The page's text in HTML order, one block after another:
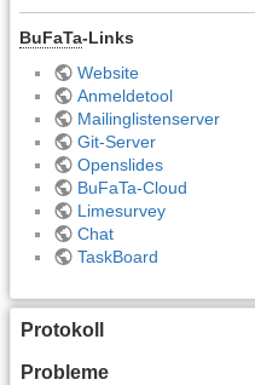
BuFaTa-Links
Website
Anmeldetool
Mailinglistenserver
Git-Server
Openslides
BuFaTa-Cloud
Limesurvey
Chat
TaskBoard
Protokoll
Probleme